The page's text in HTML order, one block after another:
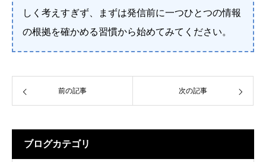
しく考えすぎず、まずは発信前に一つひとつの情報
の根拠を確かめる習慣から始めてみてください。
前の記事 次の記事
ブログカテゴリ